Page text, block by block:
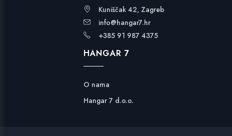
Kuniščak 42, Zagreb
info@hangar7.hr
+385 91 987 4375
HANGAR 7
O nama
Hangar 7 d.o.o.